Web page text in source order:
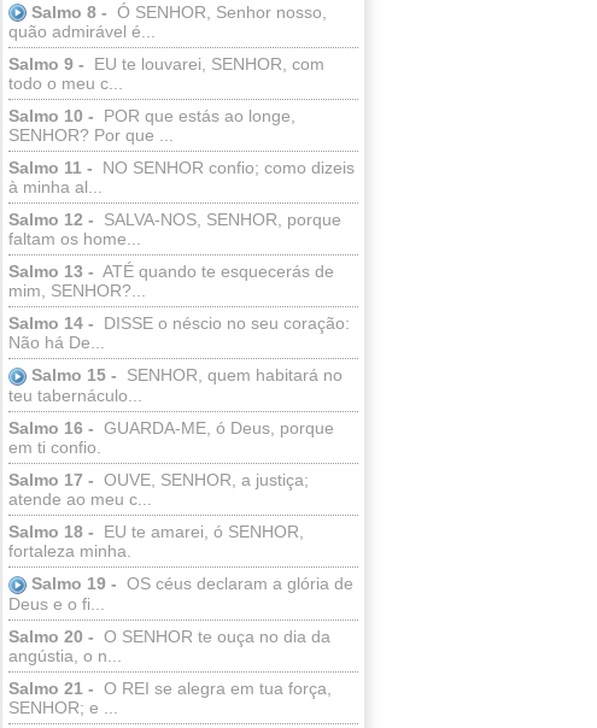
Salmo 8 - Ó SENHOR, Senhor nosso,
quão admirável é...
Salmo 9 -
EU te louvarei, SENHOR, com
todo o meu c...
Salmo 10 -
POR que estás ao longe,
SENHOR? Por que ...
Salmo 11 -
NO SENHOR confio; como dizeis
à minha al...
Salmo 12 -
SALVA-NOS, SENHOR, porque
faltam os home...
Salmo 13 - ATÉ quando te esquecerás de
mim, SENHOR?...
Salmo 14 -
DISSE o néscio no seu coração:
Não há De...
Salmo 15 -
SENHOR, quem habitará no
teu tabernáculo...
Salmo 16 - GUARDA-ME, ó Deus, porque
em ti confio.
Salmo 17 - OUVE, SENHOR, a justiça;
atende ao meu c...
Salmo 18 -
EU te amarei, ó SENHOR,
fortaleza minha.
Salmo 19 - OS céus declaram a glória de
Deus e o fi...
Salmo 20 - O SENHOR te ouça no dia da
angústia, o n...
Salmo 21 - O REI se alegra em tua força,
SENHOR; e ...